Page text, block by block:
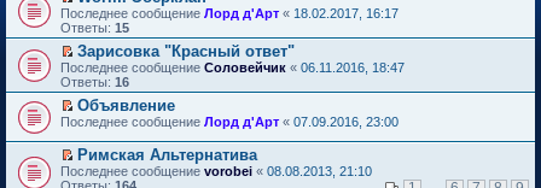
о
м
у
н
е
п
р
о
ч
и
т
а
н
к
п
е
р
в
о
м
у
н
е
п
р
о
П
е
р
е
й
т
и
к
п
е
р
в
о
Последнее сообщение Лорд д'Арт « 18.02.2017, 16:17
Ответы: 15
П
е
р
е
й
и
к
п
Зарисовка "Красный ответ"
Последнее сообщение Соловейчик « 06.11.2016, 18:47
Ответы: 16
П
р
е
й
Объявление
Последнее сообщение Лорд д'Арт « 07.09.2016, 23:00
П
е
Римская Альтернатива
Последнее сообщение vorobei « 08.08.2013, 21:10
Ответы: 164